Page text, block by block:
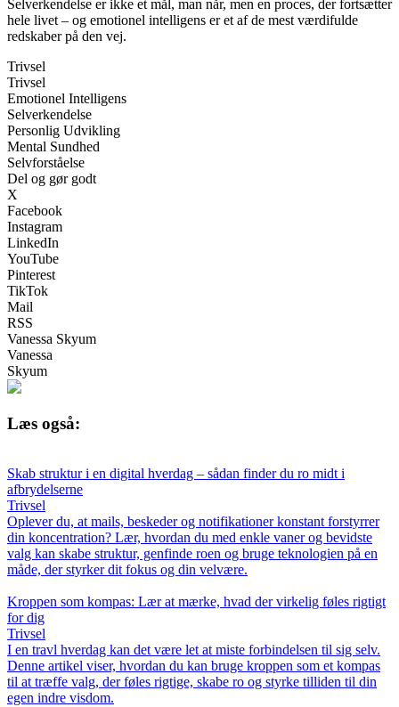
Selverkendelse er ikke et mål, man når, men en proces, der fortsætter
hele livet – og emotionel intelligens er et af de mest værdifulde
redskaber på den vej.
Trivsel
Trivsel
Emotionel Intelligens
Selverkendelse
Personlig Udvikling
Mental Sundhed
Selvforståelse
Del og gør godt
X
Facebook
Instagram
LinkedIn
YouTube
Pinterest
TikTok
Mail
RSS
Vanessa Skyum
Vanessa
Skyum
Læs også:
Skab struktur i en digital hverdag – sådan finder du ro midt i
afbrydelserne
Trivsel
Oplever du, at mails, beskeder og notifikationer konstant forstyrrer
din koncentration? Lær, hvordan du med enkle vaner og bevidste
valg kan skabe struktur, genfinde roen og bruge teknologien på en
måde, der styrker dit fokus og din velvære.
Kroppen som kompas: Lær at mærke, hvad der virkelig føles rigtigt
for dig
Trivsel
I en travl hverdag kan det være let at miste forbindelsen til sig selv.
Denne artikel viser, hvordan du kan bruge kroppen som et kompas
til at træffe valg, der føles rigtige, skabe ro og styrke tilliden til din
egen indre visdom.